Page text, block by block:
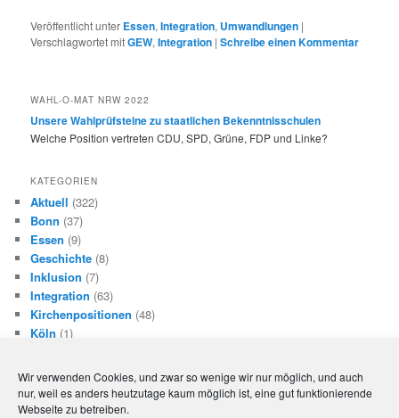
Wir verwenden Cookies, und zwar so wenige wir nur möglich, und auch
nur, weil es anders heutzutage kaum möglich ist, eine gut funktionierende
Webseite zu betreiben.
Veröffentlicht unter Essen,Integration, Umwandlungen |
Verschlagwortet mitGEW,Integration |Schreibe einen Kommentar
WAHL-O-MAT NRW 2022
Unsere Wahlprüfsteine zu staatlichen Bekenntnisschulen
Welche Position vertreten CDU, SPD, Grüne, FDP und Linke?
KATEGORIEN
Aktuell (322)
Bonn (37)
Essen (9)
Geschichte (8)
Inklusion (7)
Integration (63)
Kirchenpositionen (48)
Köln (1)
Lehrkräfte an Bekenntnisschulen
(54)
Mönchengladbach(7)
Niedersachsen(16)